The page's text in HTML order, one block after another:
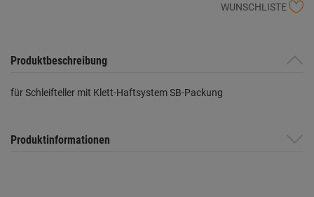
WUNSCHLISTE
Produktbeschreibung
für Schleifteller mit Klett-Haftsystem SB-Packung
Produktinformationen